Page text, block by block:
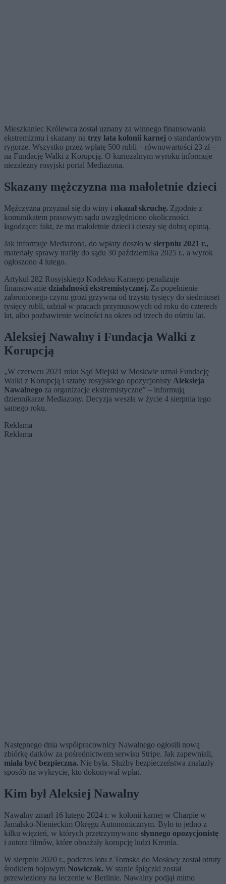
Mieszkaniec Królewca został uznany za winnego finansowania
ekstremizmu i skazany na trzy lata kolonii karnej o standardowym
rygorze. Wszystko przez wpłatę 500 rubli – równowartości 23 zł –
na Fundację Walki z Korupcją. O kuriozalnym wyroku informuje
niezależny rosyjski portal Mediazona.
Skazany mężczyzna ma małoletnie dzieci
Mężczyzna przyznał się do winy i okazał skruchę. Zgodnie z
komunikatem prasowym sądu uwzględniono okoliczności
łagodzące: fakt, że ma małoletnie dzieci i cieszy się dobrą opinią.
Jak informuje Mediazona, do wpłaty doszło w sierpniu 2021 r.,
materiały sprawy trafiły do sądu 30 października 2025 r., a wyrok
ogłoszono 4 lutego.
Artykuł 282 Rosyjskiego Kodeksu Karnego penalizuje
finansowanie działalności ekstremistycznej. Za popełnienie
zabronionego czynu grozi grzywna od trzystu tysięcy do siedmiuset
tysięcy rubli, udział w pracach przymusowych od roku do czterech
lat, albo pozbawienie wolności na okres od trzech do ośmiu lat.
Aleksiej Nawalny i Fundacja Walki z
Korupcją
„W czerwcu 2021 roku Sąd Miejski w Moskwie uznał Fundację
Walki z Korupcją i sztaby rosyjskiego opozycjonisty Aleksieja
Nawalnego za organizacje ekstremistyczne” – informują
dziennikarze Mediazony. Decyzja weszła w życie 4 sierpnia tego
samego roku.
Reklama
Reklama
Następnego dnia współpracownicy Nawalnego ogłosili nową
zbiórkę datków za pośrednictwem serwisu Stripe. Jak zapewniali,
miała być bezpieczna. Nie była. Służby bezpieczeństwa znalazły
sposób na wykrycie, kto dokonywał wpłat.
Kim był Aleksiej Nawalny
Nawalny zmarł 16 lutego 2024 r. w kolonii karnej w Charpie w
Jamalsko-Nienieckim Okręgu Autonomicznym. Było to jedno z
kilku więzień, w których przetrzymywano słynnego opozycjonistę
i autora filmów, które obnażały korupcję ludzi Kremla.
W sierpniu 2020 r., podczas lotu z Tomska do Moskwy został otruty
środkiem bojowym Nowiczok. W stanie śpiączki został
przewieziony na leczenie w Berlinie. Nawalny podjął mimo